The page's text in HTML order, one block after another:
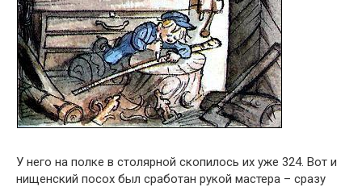
У него на полке в столярной скопилось их уже 324. Вот и
нищенский посох был сработан рукой мастера – сразу